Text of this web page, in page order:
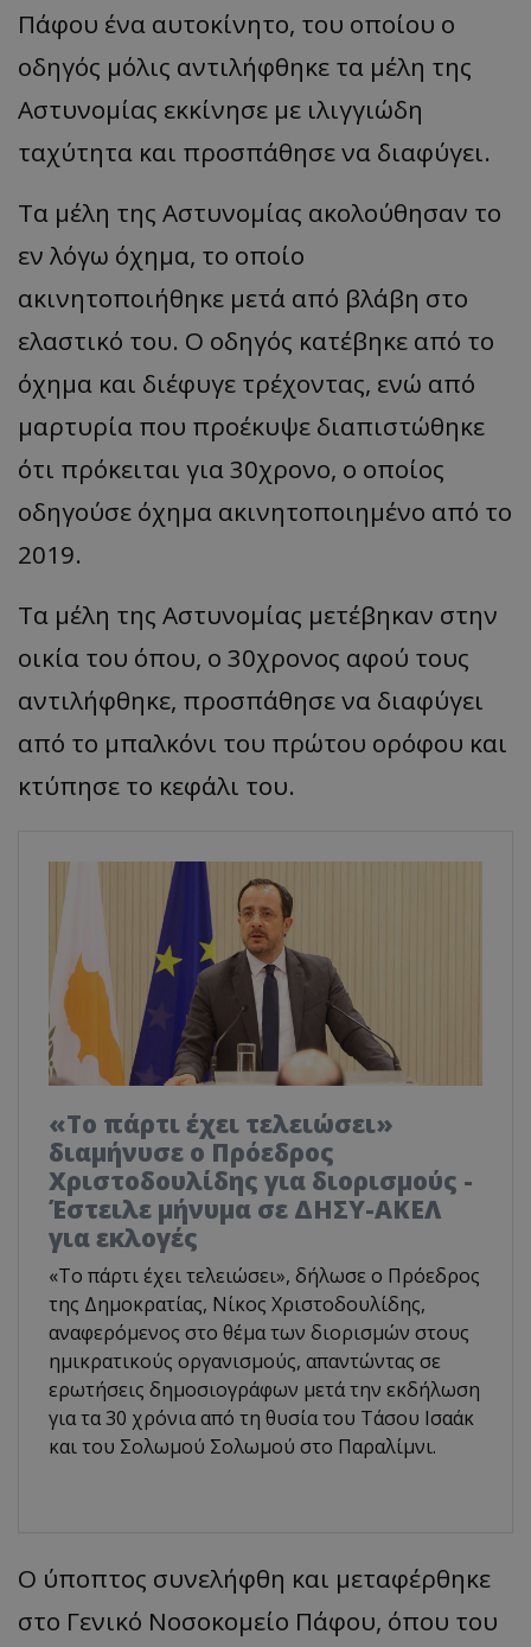
Πάφου ένα αυτοκίνητο, του οποίου ο
οδηγός μόλις αντιλήφθηκε τα μέλη της
Αστυνομίας εκκίνησε με ιλιγγιώδη
ταχύτητα και προσπάθησε να διαφύγει.
Τα μέλη της Αστυνομίας ακολούθησαν το
εν λόγω όχημα, το οποίο
ακινητοποιήθηκε μετά από βλάβη στο
ελαστικό του. Ο οδηγός κατέβηκε από το
όχημα και διέφυγε τρέχοντας, ενώ από
μαρτυρία που προέκυψε διαπιστώθηκε
ότι πρόκειται για 30χρονο, ο οποίος
οδηγούσε όχημα ακινητοποιημένο από το
2019.
Τα μέλη της Αστυνομίας μετέβηκαν στην
οικία του όπου, ο 30χρονος αφού τους
αντιλήφθηκε, προσπάθησε να διαφύγει
από το μπαλκόνι του πρώτου ορόφου και
κτύπησε το κεφάλι του.
«Το πάρτι έχει τελειώσει»
διαμήνυσε ο Πρόεδρος
Χριστοδουλίδης για διορισμούς -
Έστειλε μήνυμα σε ΔΗΣΥ-ΑΚΕΛ
για εκλογές
«Το πάρτι έχει τελειώσει», δήλωσε ο Πρόεδρος
της Δημοκρατίας, Νίκος Χριστοδουλίδης,
αναφερόμενος στο θέμα των διορισμών στους
ημικρατικούς οργανισμούς, απαντώντας σε
ερωτήσεις δημοσιογράφων μετά την εκδήλωση
για τα 30 χρόνια από τη θυσία του Τάσου Ισαάκ
και του Σολωμού Σολωμού στο Παραλίμνι.
Ο ύποπτος συνελήφθη και μεταφέρθηκε
στο Γενικό Νοσοκομείο Πάφου, όπου του